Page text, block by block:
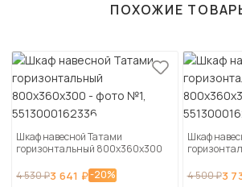
ПОХОЖИЕ
Шкаф навесной Татами
горизонтальный 800х360х300
4 530 ₽3 641 ₽-20%
Шкаф
4 500 ₽3